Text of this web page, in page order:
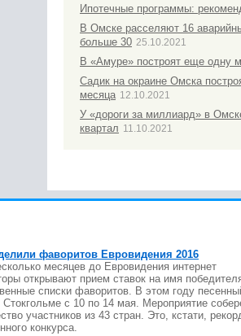
Ипотечные программы:
В Омске расселяют 16
больше 30 25.10.2021
В «Амуре» построят еще одну
Садик на окраине Омска
месяца 12.10.2021
У «дороги за миллиард» в
квартал 11.10.2021
фаворитов Евровидения 2016
месяцев до Евровидения интернет
открывают прием ставок на имя
списки фаворитов. В этом году
Стокгольме с 10 по 14 мая. Мероприятие
участников из 43 стран. Это, кстати,
конкурса.